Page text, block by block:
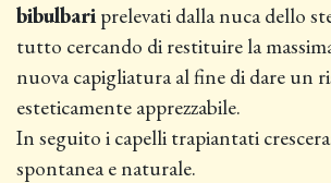
bibulbariprelevati dalla nuca dello
tutto cercando di restituire la
nuova capigliatura al fine di dare un
esteticamente apprezzabile.
In seguito i capelli trapiantati
spontanea e naturale.